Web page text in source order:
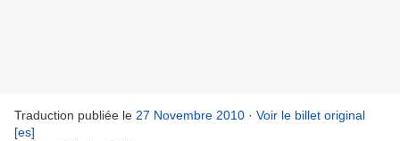
Traduction publiée le 27 Novembre 2010 · Voir le billet original
[es]